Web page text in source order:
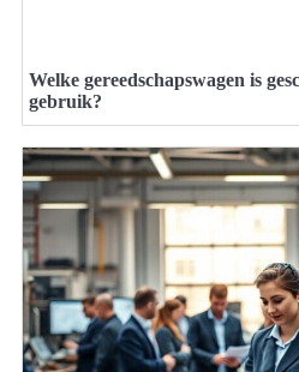
Welke gereedschapswagen is
gebruik?